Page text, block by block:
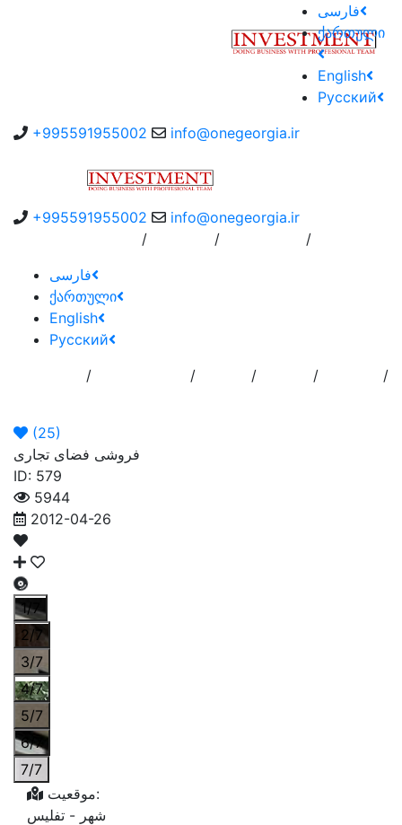
فارسی
ქართული
English
Русский
+995591955002
info@onegeorgia.ir
+995591955002
info@onegeorgia.ir
/ /
/
فارسی
ქართული
English
Русский
/ / / / /
(25)
فروشی فضای تجاری
ID: 579
5944
2012-04-26
1/7
2/7
3/7
4/7
5/7
6/7
7/7
موقعیت:
شهر - تفلیس